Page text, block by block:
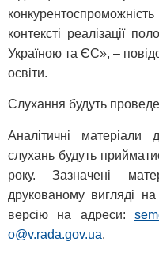
контексті реалізації
Україною та ЄС», –
освіти.
Слухання будуть
Аналітичні матеріали
слухань будуть
року. Зазначені
друкованому вигляді
версію на адреси:
o@v.rada.gov.ua.